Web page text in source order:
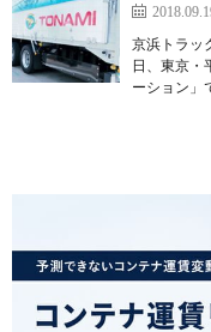
京浜トラッ
日、東京・
ーション」